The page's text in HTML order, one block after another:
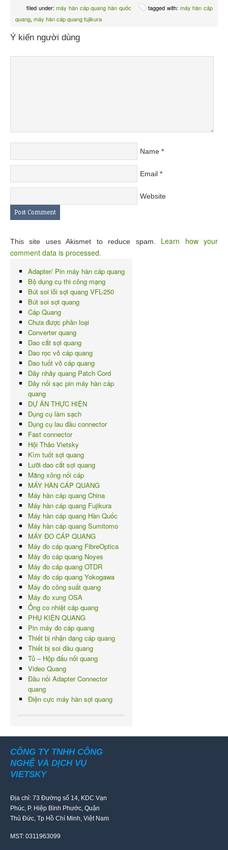
filed under:máy hàn cáp quang hàn quốc tagged with: máy hàn cáp
quang, máy hàn cáp quang fujikura
Ý kiến người dùng
Name *
Email *
Website
This site uses Akismet to reduce spam. Learn how your
comment data is processed
Adapter/ Pin máy hàn cáp quang
Bộ dụng cụ thi công mạng
Bút soi lỗi sợi quang VFL-250
Bút soi sợi quang
Cáp Quang
Chưa được phân loại
Converter quang
Dao cắt sợi quang
Dao rọc vỏ cáp quang
Dao tuốt vỏ cáp quang
Dây nhảy quang Patch Cord
Dây nối sạc pin máy hàn cáp
quang
DỰ ÁN THỰC HIỆN
Dụng cụ làm sạch
Dụng cụ lau đầu connector
Fast connector
Hội Thảo Vietsky
Kìm tuốt sợi quang
Lưỡi dao cắt sợi quang
Măng xông nối cáp
MÁY HÀN CÁP QUANG
Máy hàn cáp quang China
Máy hàn cáp quang Fujikura
Máy hàn cáp quang Hàn Quốc
Máy hàn cáp quang Sumitomo
MÁY ĐO CÁP QUANG
Máy đo cáp quang FibreOptica
Máy đo cáp quang Noyes
Máy đo cáp quang OTDR
Máy đo cáp quang Yokogawa
Máy đo công suất quang
Máy đo xung OSA
Ống co nhiệt cáp quang
PHỤ KIỆN QUANG
Pin máy đo cáp quang
Thiết bị nhận dạng cáp quang
Thiết bị soi đầu quang
Tủ – Hộp đấu nối quang
Video Quang
Đầu nối Adapter Connector
quang
Điện cực máy hàn sợi quang
CÔNG TY TNHH CÔNG
NGHỆ VÀ DỊCH VỤ
VIETSKY
Địa chỉ: 73 Đường số 14, KDC Vạn
Phúc, P. Hiệp Bình Phước, Quận
Thủ Đức, Tp Hồ Chí Minh, Việt Nam
MST: 0311963099